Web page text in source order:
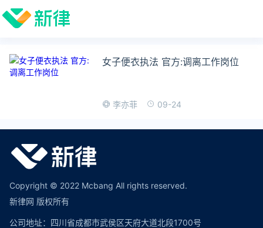
女子便衣执法 官方:调离工作岗位
李亦菲 09-24
Copyright © 2022 Mcbang All rights reserved.
新律网 版权所有
公司地址：四川省成都市武侯区天府大道北段1700号